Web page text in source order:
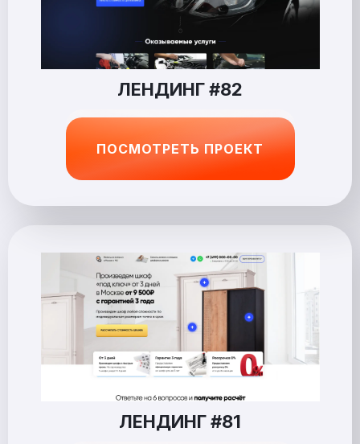
ЛЕНДИНГ #82
ПОСМОТРЕТЬ ПРОЕКТ
ЛЕНДИНГ #81